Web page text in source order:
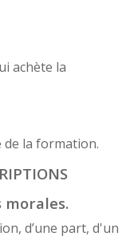
achète la
de la formation.
morales.
d’une part, d'un